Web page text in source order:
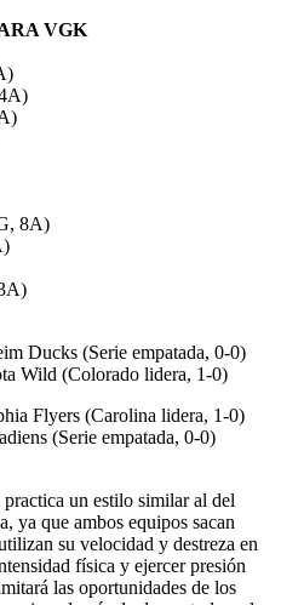
VGK
8A)
Ducks (Serie empatada, 0-0)
Wild (Colorado lidera, 1-0)
Flyers (Carolina lidera, 1-0)
(Serie empatada, 0-0)
un estilo similar al del
ya que ambos equipos sacan
su velocidad y destreza en
física y ejercer presión
las oportunidades de los